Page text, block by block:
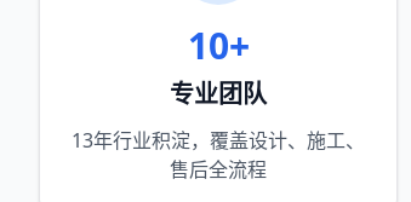
10+
专业团队
13年行业积淀，覆盖设计、施工、
售后全流程